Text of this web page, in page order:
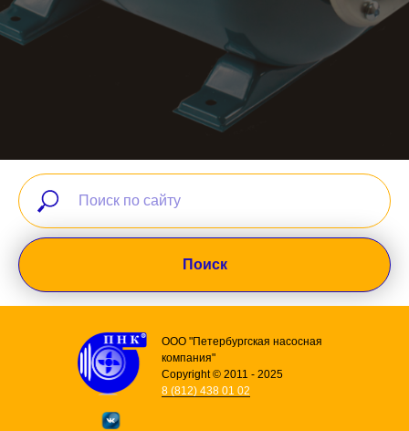
Поиск
ООО "Петербургская насосная
компания"
Copyright © 2011 - 2025
8 (812) 438 01 02